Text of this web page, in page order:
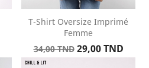
T-Shirt Oversize Imprimé
Femme
Prix
de
34,00 TND Prix
29,00 TND